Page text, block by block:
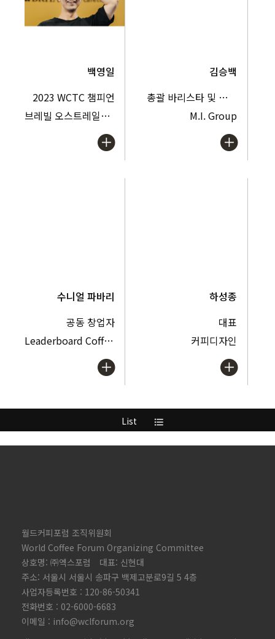
백영일
2023 WCTC 챔피언
브레빌 오스트레일리아
김승백
총괄 바리스타 및 음료 R&D
M.I. Group
수니얼 파바리
공동 창업자
Leaderboard Coffee & The Roasters Pack
하성종
대표
커피디자인
List format_list_bulleted
월드커피포럼 조직위원회
World Coffee Forum Organizing Committee
상호명: ㈜엑스포럼 대표: 신현대
주소: 서울시 서울시 송파구 백제고분로9길 5 4층
사업자등록번호 : 120-86-50341
전화번호 : 02-6000-6683
이메일 : info@wclforum.org